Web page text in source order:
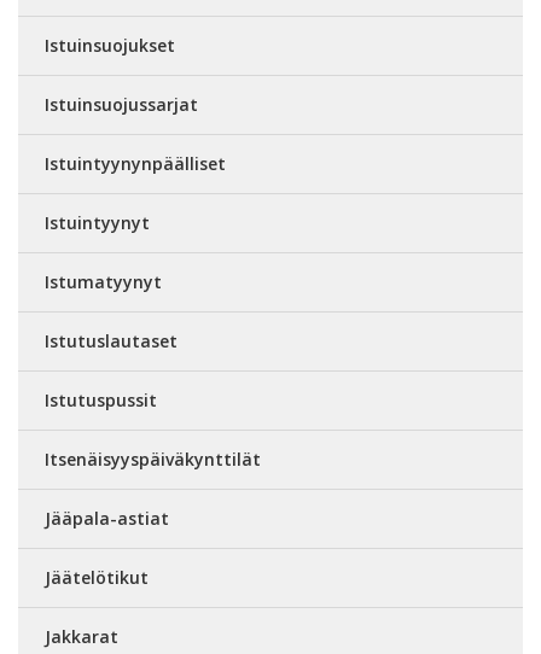
Istuinsuojukset
Istuinsuojussarjat
Istuintyynynpäälliset
Istuintyynyt
Istumatyynyt
Istutuslautaset
Istutuspussit
Itsenäisyyspäiväkynttilät
Jääpala-astiat
Jäätelötikut
Jakkarat